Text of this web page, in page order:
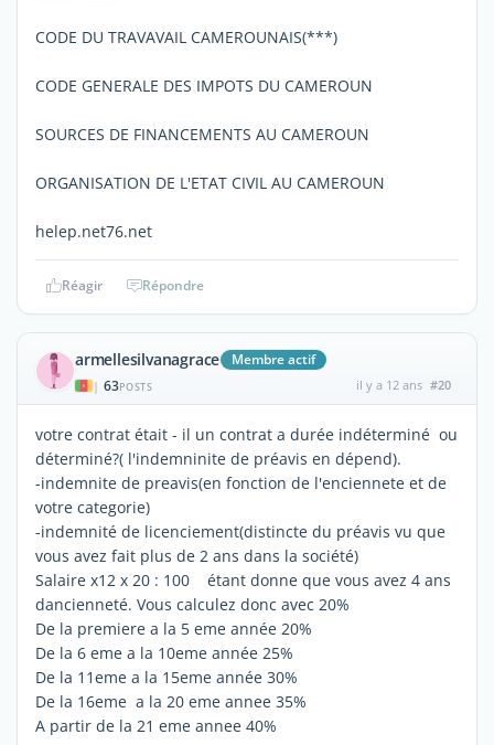
CODE DU TRAVAVAIL CAMEROUNAIS(***)
CODE GENERALE DES IMPOTS DU CAMEROUN
SOURCES DE FINANCEMENTS AU CAMEROUN
ORGANISATION DE L'ETAT CIVIL AU CAMEROUN
helep.net76.net
Réagir Répondre
armellesilvanagrace Membre actif
| 63POSTS il y a 12 ans #20
votre contrat était - il un contrat a durée indéterminé ou
déterminé?( l'indemninite de préavis en dépend).
-indemnite de preavis(en fonction de l'enciennete et de
votre categorie)
-indemnité de licenciement(distincte du préavis vu que
vous avez fait plus de 2 ans dans la société)
Salaire x12 x 20 : 100 étant donne que vous avez 4 ans
dancienneté. Vous calculez donc avec 20%
De la premiere a la 5 eme année 20%
De la 6 eme a la 10eme année 25%
De la 11eme a la 15eme année 30%
De la 16eme a la 20 eme annee 35%
A partir de la 21 eme annee 40%